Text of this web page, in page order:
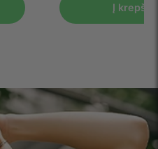
Į krepšelį